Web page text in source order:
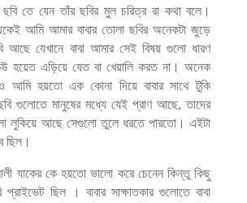
ছবি তে যেন তাঁর ছবির মুল চরিত্র রা কথা বলে।
আমি আমার বাবার তোলা ছবির অনেকটা জুড়ে
আছে যেখানে বাবা আমার সেই বিষয় গুলো ধারণ
হয়েত এড়িয়ে যেত বা খেয়ালি করত না।
অনেক
আমি হয়তো এক কোনা দিয়ে বাবার সাথে টুকি
গুলোতে মানুষের মধ্যে যেই প্রাণ আছে,তাদের
লুকিয়ে আছে সেগুলো তুলে ধরতে পারতো। এইটা
ছিল।
যাকের কে হয়তো ভালো করে চেনেন কিন্তু কিছু
প্রাইভেট ছিল । বাবার সাক্ষাতকার গুলোতে বাবা